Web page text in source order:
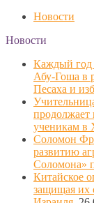
Новости
Новости
Каждый год
Абу-Гоша в
Песаха и
продолжает
ученикам в
Соломон
развитию
Соломона»
Китайское
защищая их